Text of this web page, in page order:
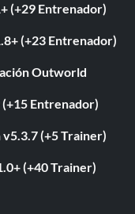
(+29 Entrenador)
(+23 Entrenador)
Outworld
(+15 Entrenador)
(+5 Trainer)
(+40 Trainer)